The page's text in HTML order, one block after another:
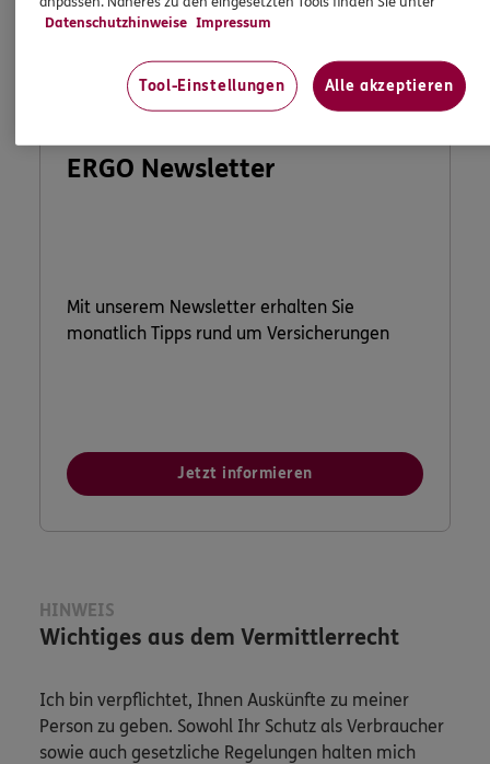
ERGO Newsletter
Mit unserem Newsletter erhalten Sie
monatlich Tipps rund um Versicherungen
Jetzt informieren
HINWEIS
Wichtiges aus dem Vermittlerrecht
Ich bin verpflichtet, Ihnen Auskünfte zu meiner
Person zu geben. Sowohl Ihr Schutz als Verbraucher
sowie auch gesetzliche Regelungen halten mich
Datenschutzhinweise Impressum
Tool-Einstellungen Alle akzeptieren